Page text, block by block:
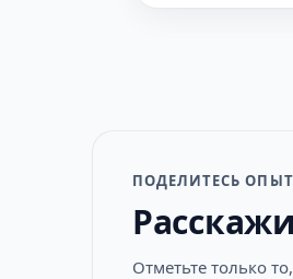
ПОДЕЛИТЕСЬ
Отметьте только